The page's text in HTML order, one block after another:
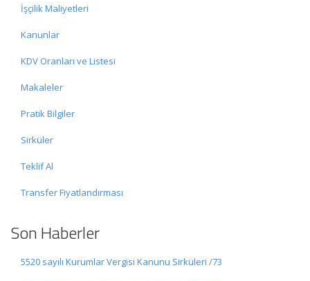
İşçilik Maliyetleri
Kanunlar
KDV Oranları ve Listesi
Makaleler
Pratik Bilgiler
Sirküler
Teklif Al
Transfer Fiyatlandırması
Son Haberler
5520 sayılı Kurumlar Vergisi Kanunu Sirküleri /73